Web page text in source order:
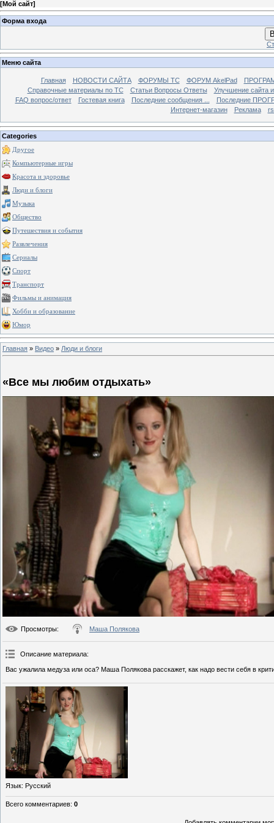
[Мой сайт]
Форма входа
Меню сайта
Главная НОВОСТИ САЙТА ФОРУМЫ TC ФОРУМ AkelPad
Справочные материалы по TС
Статьи Вопросы Ответы
Улучшение сайта
FAQ вопрос/ответ
Гостевая книга Последние сообщения ...
Последние
Интернет-магазин
Реклама
Categories
Другое
Компьютерные игры
Красота и здоровье
Люди и блоги
Музыка
Общество
Путешествия и события
Развлечения
Сериалы
Спорт
Транспорт
Фильмы и анимация
Хобби и образование
Юмор
Главная » Видео » Люди и блоги
«Все мы любим отдыхать»
Просмотры: Маша Полякова
Описание материала:
Вас ужалила медуза или оса? Маша Полякова расскажет, как надо вести себя в
Язык: Русский
Всего комментариев: 0